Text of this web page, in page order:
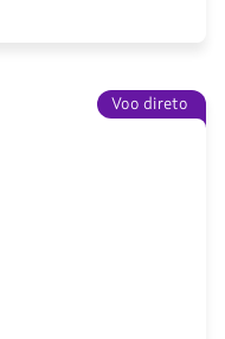
Voo direto